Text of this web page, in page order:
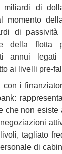
miliardi di
momento
di
della flotta
annui legati
ai livelli pre-
con i
che non esiste
tagliato
di